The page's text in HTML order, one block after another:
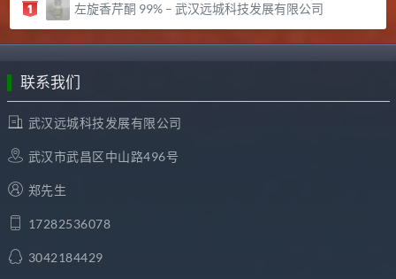
左旋香芹酮 99% – 武汉远城科技发展有限公司
联系我们
武汉远城科技发展有限公司
武汉市武昌区中山路496号
郑先生
17282536078
3042184429